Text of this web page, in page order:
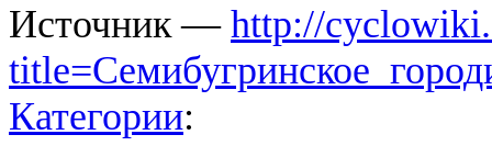
Источник — http://
Категории: